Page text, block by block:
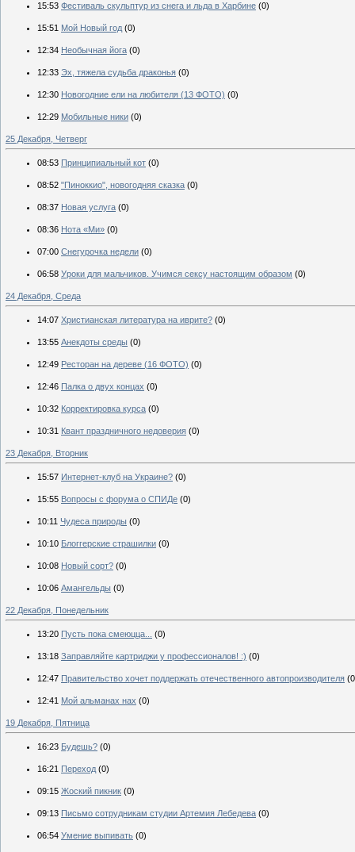
15:53 Фестиваль скульптур из снега и льда в Харбине (0)
15:51 Мой Новый год (0)
12:34 Необычная йога (0)
12:33 Эх, тяжела судьба драконья (0)
12:30 Новогодние ели на любителя (13 ФОТО) (0)
12:29 Мобильные ники (0)
25 Декабря, Четверг
08:53 Принципиальный кот (0)
08:52 "Пиноккио", новогодняя сказка (0)
08:37 Новая услуга (0)
08:36 Нота «Ми» (0)
07:00 Снегурочка недели (0)
06:58 Уроки для мальчиков. Учимся сексу настоящим образом (0)
24 Декабря, Среда
14:07 Христианская литература на иврите? (0)
13:55 Анекдоты среды (0)
12:49 Ресторан на дереве (16 ФОТО) (0)
12:46 Палка о двух концах (0)
10:32 Корректировка курса (0)
10:31 Квант праздничного недоверия (0)
23 Декабря, Вторник
15:57 Интернет-клуб на Украине? (0)
15:55 Вопросы с форума о СПИДе (0)
10:11 Чудеса природы (0)
10:10 Блоггерские страшилки (0)
10:08 Новый сорт? (0)
10:06 Амангельды (0)
22 Декабря, Понедельник
13:20 Пусть пока смеюцца... (0)
13:18 Заправляйте картриджи у профессионалов! :) (0)
12:47 Правительство хочет поддержать отечественного автопроизводителя
12:41 Мой альманах нах (0)
19 Декабря, Пятница
16:23 Будешь? (0)
16:21 Переход (0)
09:15 Жоский пикник (0)
09:13 Письмо сотрудникам студии Артемия Лебедева (0)
06:54 Умение выпивать (0)